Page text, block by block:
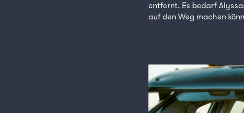
entfernt. Es bedarf
auf den Weg machen